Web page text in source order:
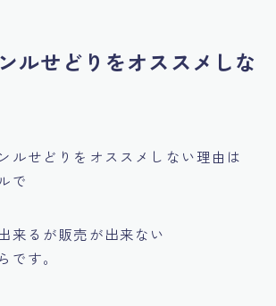
ルせどりをオススメしな
ルせどりをオススメしない理由は
で
来るが販売が出来ない
です。